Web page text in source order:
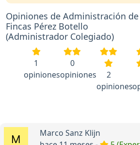
Opiniones de Administración de
Fincas Pérez Botello
(Administrador Colegiado)
1
opiniones
0
opiniones
2
opiniones
Marco Sanz Klijn